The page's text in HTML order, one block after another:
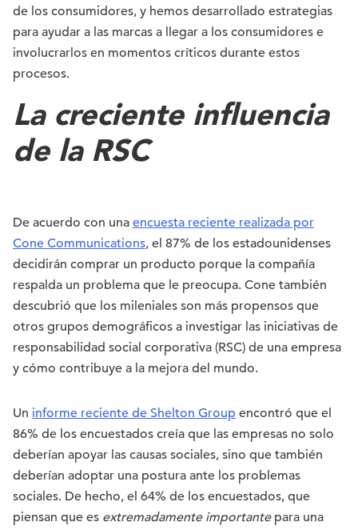
de los consumidores, y hemos desarrollado estrategias
para ayudar a las marcas a llegar a los consumidores e
involucrarlos en momentos críticos durante estos
procesos.
La creciente influencia
de la RSC
De acuerdo con una encuesta reciente realizada por
Cone Communications, el 87% de los estadounidenses
decidirán comprar un producto porque la compañía
respalda un problema que le preocupa. Cone también
descubrió que los mileniales son más propensos que
otros grupos demográficos a investigar las iniciativas de
responsabilidad social corporativa (RSC) de una empresa
y cómo contribuye a la mejora del mundo.
Un informe reciente de Shelton Group encontró que el
86% de los encuestados creía que las empresas no solo
deberían apoyar las causas sociales, sino que también
deberían adoptar una postura ante los problemas
sociales. De hecho, el 64% de los encuestados, que
piensan que es extremadamente importantepara una